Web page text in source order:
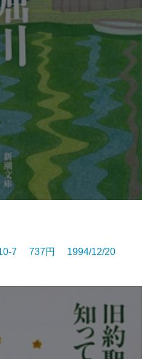
7 737円 1994/12/20